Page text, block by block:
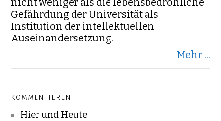
nicht weniger als die lebensbedrohliche
Gefährdung der Universität als
Institution der intellektuellen
Auseinandersetzung.
Mehr ...
KOMMENTIEREN
Hier und Heute